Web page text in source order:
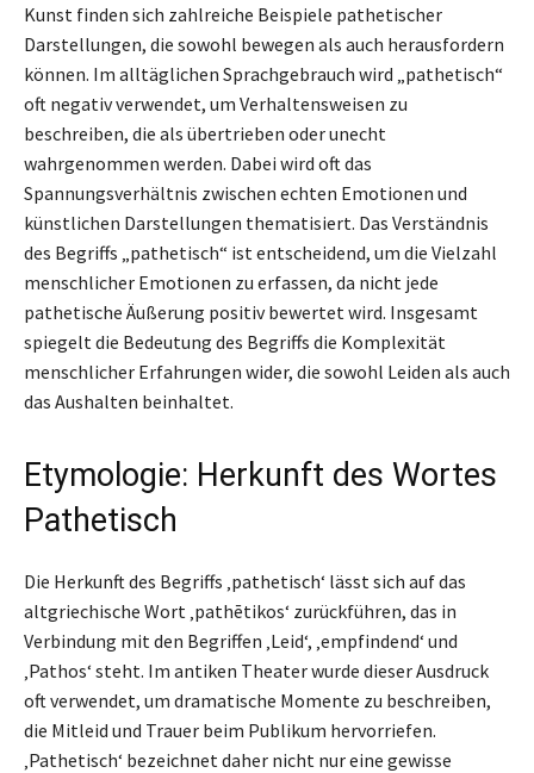
Kunst finden sich zahlreiche Beispiele pathetischer
Darstellungen, die sowohl bewegen als auch herausfordern
können. Im alltäglichen Sprachgebrauch wird „pathetisch“
oft negativ verwendet, um Verhaltensweisen zu
beschreiben, die als übertrieben oder unecht
wahrgenommen werden. Dabei wird oft das
Spannungsverhältnis zwischen echten Emotionen und
künstlichen Darstellungen thematisiert. Das Verständnis
des Begriffs „pathetisch“ ist entscheidend, um die Vielzahl
menschlicher Emotionen zu erfassen, da nicht jede
pathetische Äußerung positiv bewertet wird. Insgesamt
spiegelt die Bedeutung des Begriffs die Komplexität
menschlicher Erfahrungen wider, die sowohl Leiden als auch
das Aushalten beinhaltet.
Etymologie: Herkunft des Wortes
Pathetisch
Die Herkunft des Begriffs ‚pathetisch‘ lässt sich auf das
altgriechische Wort ‚pathētikos‘ zurückführen, das in
Verbindung mit den Begriffen ‚Leid‘, ‚empfindend‘ und
‚Pathos‘ steht. Im antiken Theater wurde dieser Ausdruck
oft verwendet, um dramatische Momente zu beschreiben,
die Mitleid und Trauer beim Publikum hervorriefen.
‚Pathetisch‘ bezeichnet daher nicht nur eine gewisse